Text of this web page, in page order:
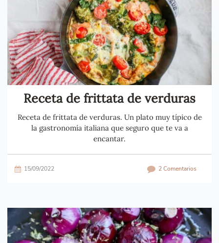
Receta de frittata de verduras
Receta de frittata de verduras. Un plato muy típico de
la gastronomía italiana que seguro que te va a
encantar.
15/09/2022 2 Comentarios